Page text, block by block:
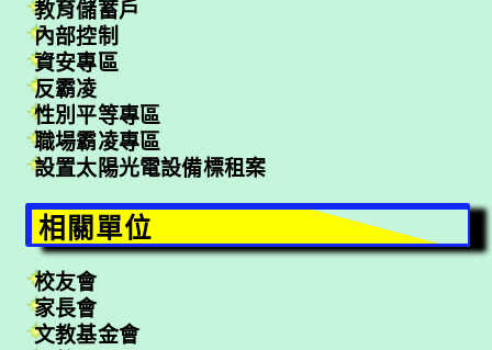
教育儲蓄戶
內部控制
資安專區
反霸凌
性別平等專區
職場霸凌專區
設置太陽光電設備標租案
相關單位
校友會
家長會
文教基金會